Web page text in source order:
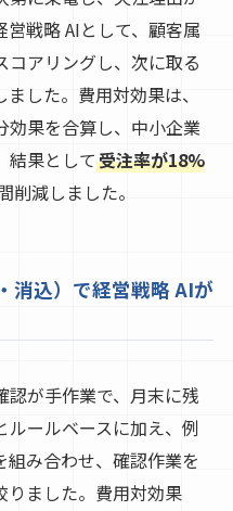
戦略 AIとして、顧客属
アリングし、次に取る
した。費用対効果は、
効果を合算し、中小企業
結果として受注率が18%
削減しました。
消込）で経営戦略 AIが
が手作業で、月末に残
ルールベースに加え、例
み合わせ、確認作業を
りました。費用対効果